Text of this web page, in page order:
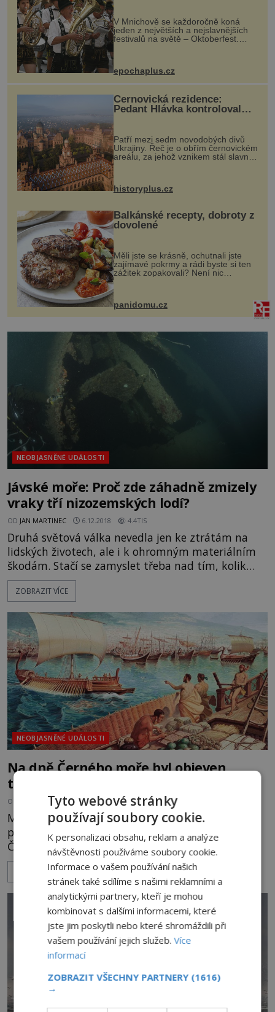
festival světa
V Mnichově se každoročně koná
jeden z největších a nejslavnějších
festivalů na světě – Oktoberfest.
návštěvníků, kteří si vychutnávají
kultur...
epochaplus.cz
Černovická rezidence:
Pedant Hlávka kontroloval
Patří mezi sedm novodobých divů
Ukrajiny. Řeč je o obřím černovickém
areálu, za jehož vznikem stál slavný
český architekt Josef Hlávka. Ten si
na něm dal mimořádně záležet. Jeho
stavební plány by při ...
historyplus.cz
Balkánské recepty, dobroty z
dovolené
Měli jste se krásně, ochutnali jste
zajímavé pokrmy a rádi byste si ten
zážitek zopakovali? Není nic
snazšího. Pljeskavica (10 porcí)
Možná jste ji ochutnali na dovolené v
panidomu.cz
NEOBJASNĚNÉ UDÁLOSTI
Jávské moře: Proč zde záhadně zmizely
vraky tří nizozemských lodí?
OD JAN MARTINEC 6.12.2018 4.4TIS
Druhá světová válka nevedla jen ke ztrátám na
lidských životech, ale i k ohromným materiálním
škodám. Stačí se zamyslet třeba nad tím, kolik
lodí se nachází na dně oceánů. Jenže když se
nějaká loď potopí, tak by měla logicky zůstat v
právě záhadné zmizení některých vraků, co
nedává odborníkům spát. Takovým příkladem je
třeba Jávské moře, ze které
ZOBRAZIT VÍCE
NEOBJASNĚNÉ UDÁLOSTI
Na dně Černého moře byl objeven
tajemný vrak antické lodi!
OD MICHAL SOUKUP 12.11.2018 5.3TIS
Mezinárodní tým podmořských archeologů
pročesával v uplynulých několika letech dno
Černého moře a pátral po vracích potopených lodí.
Na svém kontě mají již 60 nalezených vraků a nyní
se k tomuto číslu přidal nález vůbec
nejzachovalejšího vraku antické lodi. K jeho objevu
došlo zhruba 80 km východně od bulharského
pobřeží v hloubce něco málo přes 2 km. Jedná se o
antickou řeckou obchodní loď, kt
ZOBRAZIT VÍCE
Tyto webové stránky
používají soubory cookie.
K personalizaci obsahu, reklam a analýze
návštěvnosti používáme soubory cookie.
Informace o vašem používání našich
stránek také sdílíme s našimi reklamními a
analytickými partnery, kteří je mohou
kombinovat s dalšími informacemi, které
jste jim poskytli nebo které shromáždili při
vašem používání jejich služeb.Více
informací
ZOBRAZIT VŠECHNY PARTNERY (1616)
→